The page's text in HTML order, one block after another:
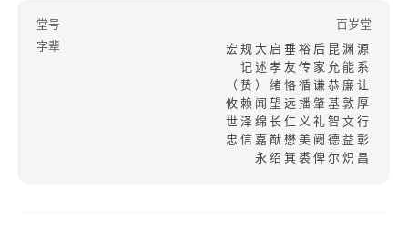
堂号
百岁堂
字辈
宏规大启垂裕后昆渊源
记述孝友传家允能系
（贽）绪恪循谦恭廉让
攸赖闻望远播肇基敦厚
世泽绵长仁义礼智文行
忠信嘉猷懋美阙德益彰
永绍箕裘俾尔炽昌